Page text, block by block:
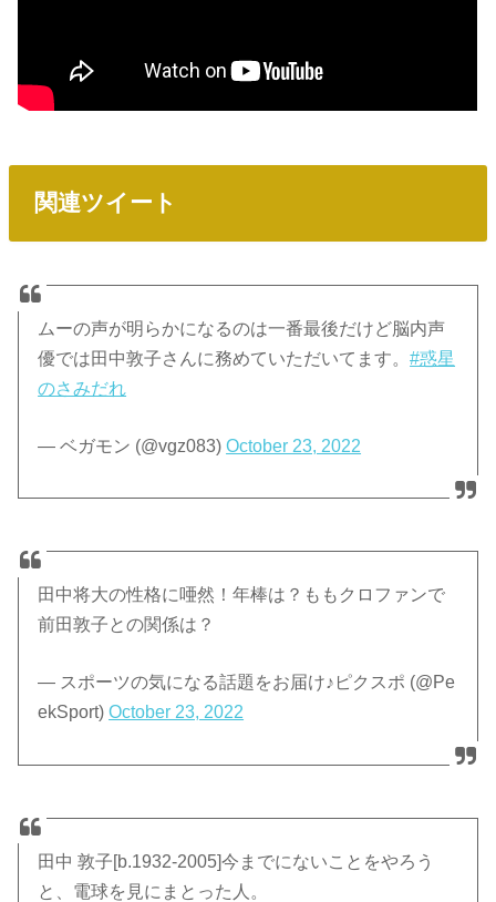
関連ツイート
ムーの声が明らかになるのは一番最後だけど脳内声
優では田中敦子さんに務めていただいてます。#惑星
のさみだれ
— ベガモン (@vgz083)October 23, 2022
田中将大の性格に唖然！年棒は？ももクロファンで
前田敦子との関係は？
— スポーツの気になる話題をお届け♪ピクスポ (@Pe
ekSport)October 23, 2022
田中 敦子[b.1932-2005]今までにないことをやろう
と、電球を見にまとった人。